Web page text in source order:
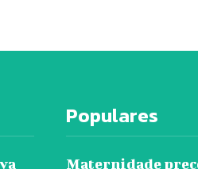
Populares
Maternidade